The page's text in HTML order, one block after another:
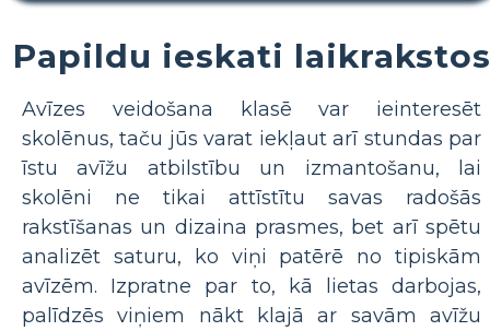
Papildu ieskati laikrakstos
Avīzes veidošana klasē var ieinteresēt
skolēnus, taču jūs varat iekļaut arī stundas par
īstu avīžu atbilstību un izmantošanu, lai
skolēni ne tikai attīstītu savas radošās
rakstīšanas un dizaina prasmes, bet arī spētu
analizēt saturu, ko viņi patērē no tipiskām
avīzēm. Izpratne par to, kā lietas darbojas,
palīdzēs viņiem nākt klajā ar savām avīžu